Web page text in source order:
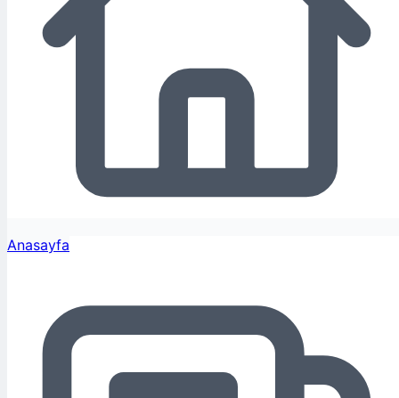
Anasayfa